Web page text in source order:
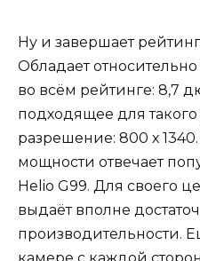
Ну и завершает
Обладает
во всём рейтинге: 8,7
подходящее для
разрешение: 800 х
мощности отвечает
Helio G99. Для своего
выдаёт вполне
производительности.
камере с каждой